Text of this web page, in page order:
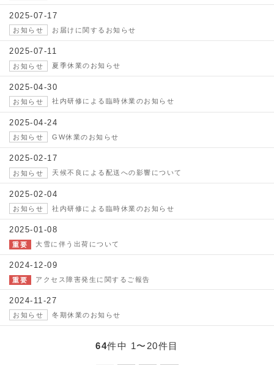
2025-07-17
お知らせ お届けに関するお知らせ
2025-07-11
お知らせ 夏季休業のお知らせ
2025-04-30
お知らせ 社内研修による臨時休業のお知らせ
2025-04-24
お知らせ GW休業のお知らせ
2025-02-17
お知らせ 天候不良による配送への影響について
2025-02-04
お知らせ 社内研修による臨時休業のお知らせ
2025-01-08
重要 大雪に伴う出荷について
2024-12-09
重要 アクセス障害発生に関するご報告
2024-11-27
お知らせ 冬期休業のお知らせ
64件中 1〜20件目